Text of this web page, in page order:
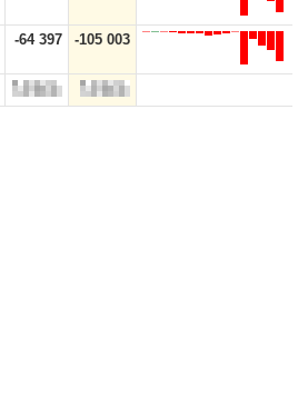
-64 397 -105 003